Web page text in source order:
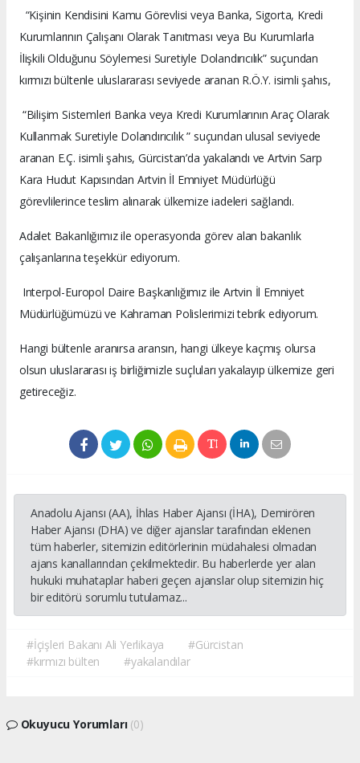
“Kişinin Kendisini Kamu Görevlisi veya Banka, Sigorta, Kredi
Kurumlarının Çalışanı Olarak Tanıtması veya Bu Kurumlarla
İlişkili Olduğunu Söylemesi Suretiyle Dolandırıcılık” suçundan
kırmızı bültenle uluslararası seviyede aranan R.Ö.Y. isimli şahıs,
“Bilişim Sistemleri Banka veya Kredi Kurumlarının Araç Olarak
Kullanmak Suretiyle Dolandırıcılık ” suçundan ulusal seviyede
aranan E.Ç. isimli şahıs, Gürcistan’da yakalandı ve Artvin Sarp
Kara Hudut Kapısından Artvin İl Emniyet Müdürlüğü
görevlilerince teslim alınarak ülkemize iadeleri sağlandı.
Adalet Bakanlığımız ile operasyonda görev alan bakanlık
çalışanlarına teşekkür ediyorum.
Interpol-Europol Daire Başkanlığımız ile Artvin İl Emniyet
Müdürlüğümüzü ve Kahraman Polislerimizi tebrik ediyorum.
Hangi bültenle aranırsa aransın, hangi ülkeye kaçmış olursa
olsun uluslararası iş birliğimizle suçluları yakalayıp ülkemize geri
getireceğiz.
Anadolu Ajansı (AA), İhlas Haber Ajansı (İHA), Demirören
Haber Ajansı (DHA) ve diğer ajanslar tarafından eklenen
tüm haberler, sitemizin editörlerinin müdahalesi olmadan
ajans kanallarından çekilmektedir. Bu haberlerde yer alan
hukuki muhataplar haberi geçen ajanslar olup sitemizin hiç
bir editörü sorumlu tutulamaz...
#İçişleri Bakanı Ali Yerlikaya
#Gürcistan
#kırmızı bülten
#yakalandılar
Okuyucu Yorumları (0)